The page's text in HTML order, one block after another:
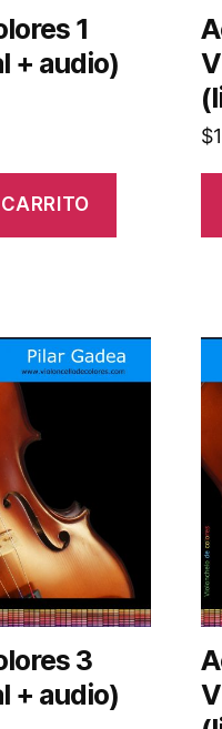
1
+ audio)
$
3
+ audio)